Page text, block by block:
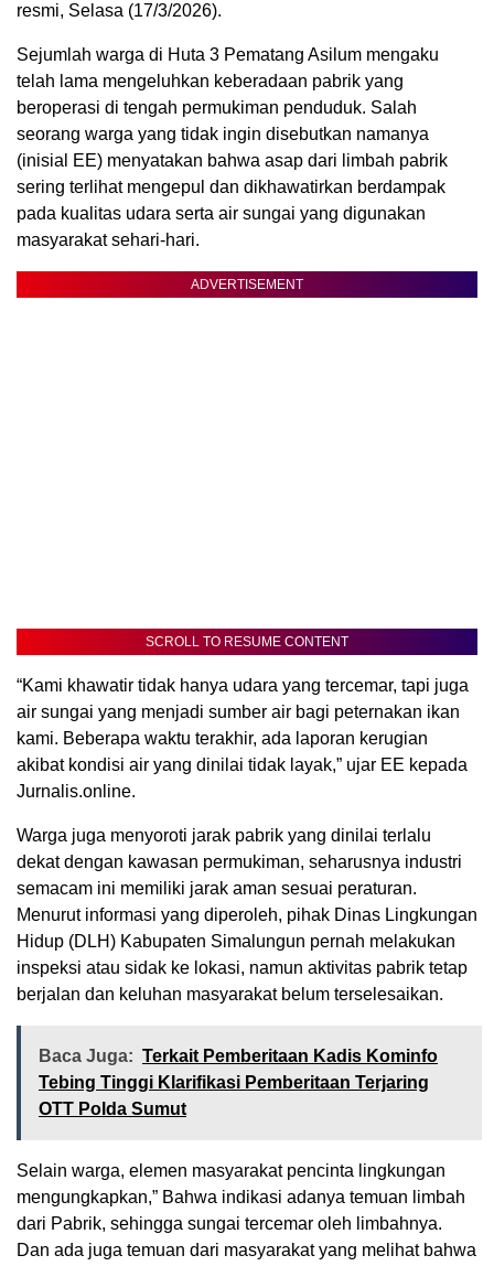
resmi, Selasa (17/3/2026).
Sejumlah warga di Huta 3 Pematang Asilum mengaku
telah lama mengeluhkan keberadaan pabrik yang
beroperasi di tengah permukiman penduduk. Salah
seorang warga yang tidak ingin disebutkan namanya
(inisial EE) menyatakan bahwa asap dari limbah pabrik
sering terlihat mengepul dan dikhawatirkan berdampak
pada kualitas udara serta air sungai yang digunakan
masyarakat sehari-hari.
ADVERTISEMENT
SCROLL TO RESUME CONTENT
“Kami khawatir tidak hanya udara yang tercemar, tapi juga
air sungai yang menjadi sumber air bagi peternakan ikan
kami. Beberapa waktu terakhir, ada laporan kerugian
akibat kondisi air yang dinilai tidak layak,” ujar EE kepada
Jurnalis.online.
Warga juga menyoroti jarak pabrik yang dinilai terlalu
dekat dengan kawasan permukiman, seharusnya industri
semacam ini memiliki jarak aman sesuai peraturan.
Menurut informasi yang diperoleh, pihak Dinas Lingkungan
Hidup (DLH) Kabupaten Simalungun pernah melakukan
inspeksi atau sidak ke lokasi, namun aktivitas pabrik tetap
berjalan dan keluhan masyarakat belum terselesaikan.
Baca Juga: Terkait Pemberitaan Kadis Kominfo
Tebing Tinggi Klarifikasi Pemberitaan Terjaring
OTT Polda Sumut
Selain warga, elemen masyarakat pencinta lingkungan
mengungkapkan,” Bahwa indikasi adanya temuan limbah
dari Pabrik, sehingga sungai tercemar oleh limbahnya.
Dan ada juga temuan dari masyarakat yang melihat bahwa